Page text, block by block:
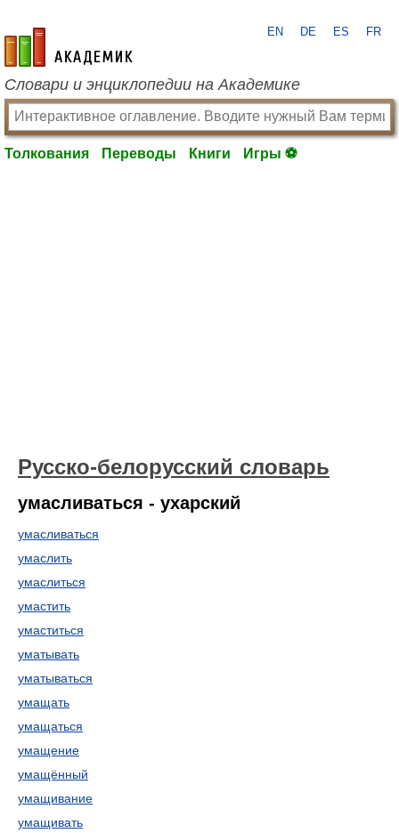
academic.ru
EN DE ES FR
Словари и энциклопедии на Академике
Толкования Переводы Книги Игры ⚽
Русско-белорусский словарь
умасливаться - ухарский
умасливаться
умаслить
умаслиться
умастить
умаститься
уматывать
уматываться
умащать
умащаться
умащение
умащённый
умащивание
умащивать